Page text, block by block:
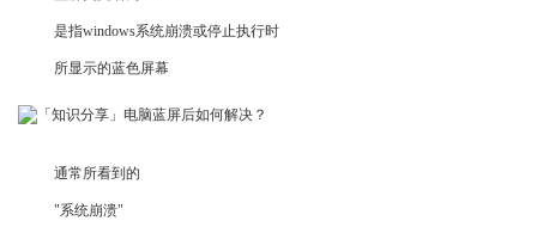
是指windows系统崩溃或停止执行时
所显示的蓝色屏幕
通常所看到的
"系统崩溃"